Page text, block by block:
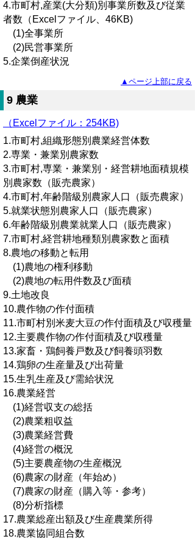
4.市町村,産業(大分類)別事業所数及び従業
者数（Excelファイル、46KB)
(1)全事業所
(2)民営事業所
5.企業倒産状況
▲ページ上部に戻る
9 農業
（Excelファイル：254KB)
1.市町村,組織形態別農業経営体数
2.専業・兼業別農家数
3.市町村,専業・兼業別・経営耕地面積規模
別農家数（販売農家）
4.市町村,年齢階級別農家人口（販売農家）
5.就業状態別農家人口（販売農家）
6.年齢階級別農業就業人口（販売農家）
7.市町村,経営耕地種類別農家数と面積
8.農地の移動と転用
(1)農地の権利移動
(2)農地の転用件数及び面積
9.土地改良
10.農作物の作付面積
11.市町村別米麦大豆の作付面積及び収穫量
12.主要農作物の作付面積及び収穫量
13.家畜・鶏飼養戸数及び飼養頭羽数
14.鶏卵の生産量及び出荷量
15.生乳生産及び需給状況
16.農業経営
(1)経営収支の総括
(2)農業粗収益
(3)農業経営費
(4)経営の概況
(5)主要農産物の生産概況
(6)農家の財産（年始め）
(7)農家の財産（購入等・参考）
(8)分析指標
17.農業総産出額及び生産農業所得
18.農業協同組合数